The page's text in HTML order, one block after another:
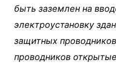
быть заземлен на
электроустановку
защитных
проводников